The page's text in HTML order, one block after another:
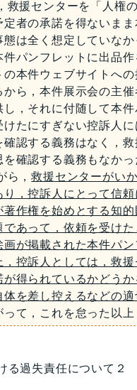
援センターを「人権
定者の承諾を得ないま
態は全く想定していな
件パンフレットに出品
の本件ウェブサイトへ
から，本件展示会の主
し，それに付随して本
けたにすぎない控訴人
確認する義務はなく，
を確認する義務もなか
ら，救援センターがい
り，控訴人にとって信
著作権を始めとする知
であって，依頼を受け
画が掲載された本件パ
，控訴人としては，救
が得られているかどう
体を差し控えるなどの
って，これを怠った以
る過失責任について２